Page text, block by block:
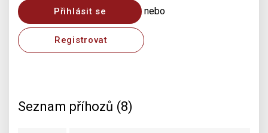
Přihlásit se nebo
Registrovat
Seznam příhozů (8)